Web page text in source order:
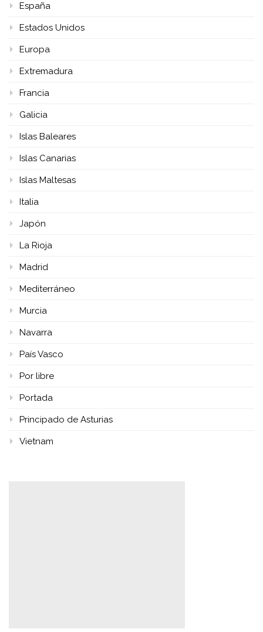
España
Estados Unidos
Europa
Extremadura
Francia
Galicia
Islas Baleares
Islas Canarias
Islas Maltesas
Italia
Japón
La Rioja
Madrid
Mediterráneo
Murcia
Navarra
País Vasco
Por libre
Portada
Principado de Asturias
Vietnam